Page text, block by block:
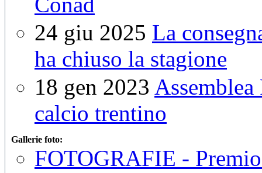
24 giu 2025 La
ha chiuso la stagione
18 gen 2023
calcio trentino
Gallerie foto:
FOTOGRAFIE -